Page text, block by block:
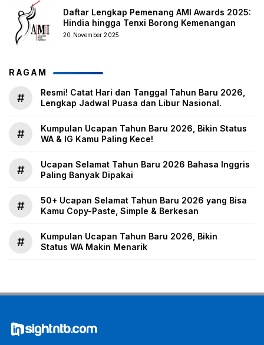
Daftar Lengkap Pemenang AMI Awards 2025:
Hindia hingga Tenxi Borong Kemenangan
20 November 2025
RAGAM
#
Resmi! Catat Hari dan Tanggal Tahun Baru 2026,
Lengkap Jadwal Puasa dan Libur Nasional.
#
Kumpulan Ucapan Tahun Baru 2026, Bikin Status
WA & IG Kamu Paling Kece!
#
Ucapan Selamat Tahun Baru 2026 Bahasa Inggris
Paling Banyak Dipakai
#
50+ Ucapan Selamat Tahun Baru 2026 yang Bisa
Kamu Copy-Paste, Simple & Berkesan
#
Kumpulan Ucapan Tahun Baru 2026, Bikin
Status WA Makin Menarik